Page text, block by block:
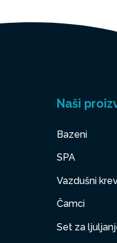
Naši
Bazeni
SPA
Vazdušni
Čamci
Set za